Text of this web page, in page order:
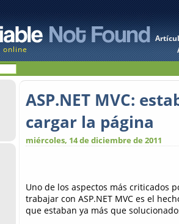
online
ASP.NET MVC:
cargar la página
miércoles, 14 de diciembre de 2011
Uno de los aspectos más criticados
trabajar con ASP.NET MVC es el
que estaban ya más que